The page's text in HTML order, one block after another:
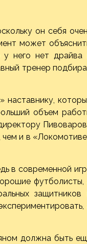
он себя
может
у него нет драйва
тренер
наставнику,
объем
и в
в современной
футболисты,
защитников
должна быть